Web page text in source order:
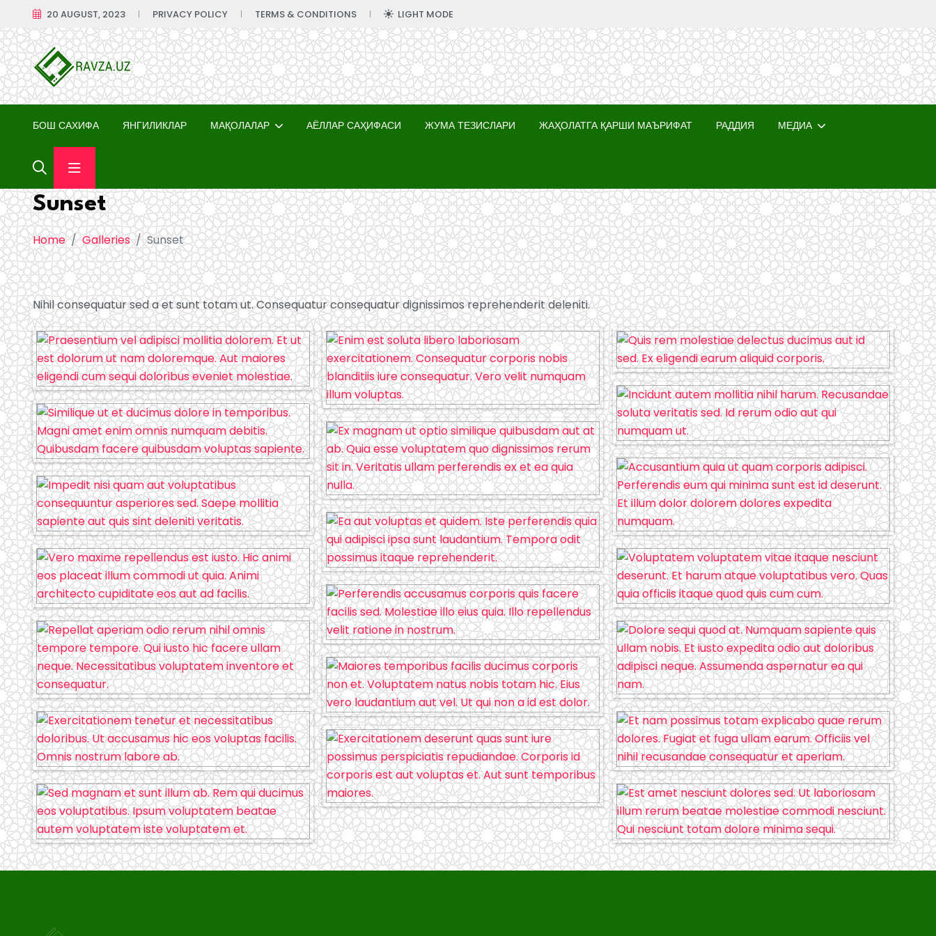
20 AUGUST, 2023 PRIVACY POLICY TERMS & CONDITIONS LIGHT MODE
БОШ САХИФА ЯНГИЛИКЛАР МАҚОЛАЛАР АЁЛЛАР САҲИФАСИ ЖУМА ТЕЗИСЛАРИ ЖАҲОЛАТГА ҚАРШИ МАЪРИФАТ РАДДИЯ МЕДИА
Sunset
Home Galleries Sunset
Nihil consequatur sed a et sunt totam ut. Consequatur consequatur dignissimos reprehenderit deleniti.